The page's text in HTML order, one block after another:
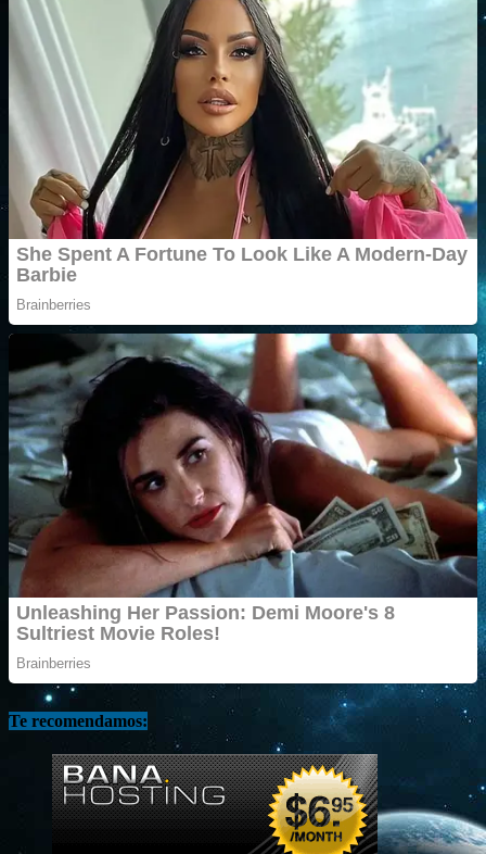
Te recomendamos: